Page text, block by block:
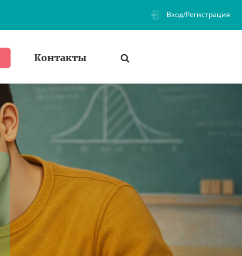
Вход/Регистрация
Контакты